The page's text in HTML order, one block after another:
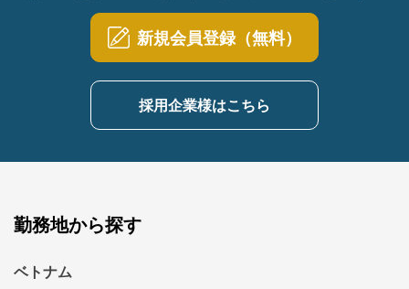
新規会員登録（無料）
採用企業様はこちら
勤務地から探す
ベトナム